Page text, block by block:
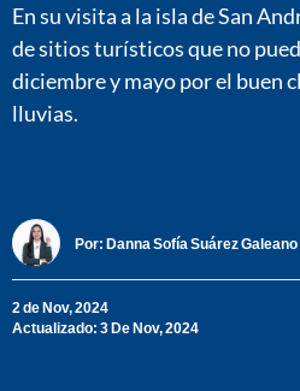
En su visita a la isla de San
de sitios turísticos que no
diciembre y mayo por el buen
lluvias.
Por: Danna Sofía Suárez Galeano
2 de Nov, 2024
Actualizado: 3 De Nov, 2024